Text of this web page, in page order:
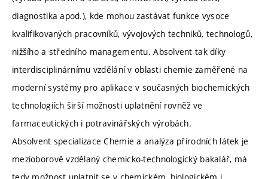
diagnostika apod.), kde mohou zastávat funkce vysoce
kvalifikovaných pracovníků, vývojových techniků, technologů,
nižšího a středního managementu. Absolvent tak díky
interdisciplinárnímu vzdělání v oblasti chemie zaměřené na
moderní systémy pro aplikace v současných biochemických
technologiích širší možnosti uplatnění rovněž ve
farmaceutických i potravinářských výrobách.
Absolvent specializace Chemie a analýza přírodních látek je
mezioborově vzdělaný chemicko-technologický bakalář, má